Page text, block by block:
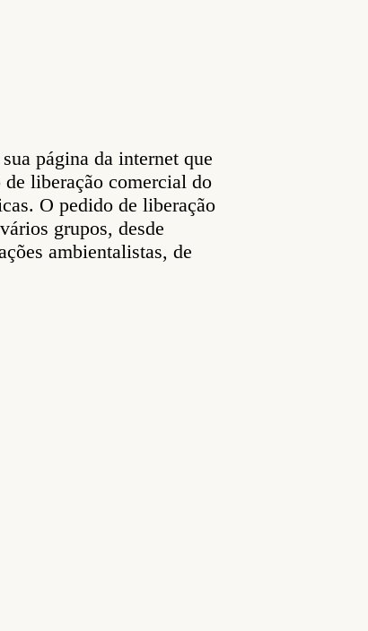
página da internet que
liberação comercial do
O pedido de liberação
grupos, desde
ambientalistas, de